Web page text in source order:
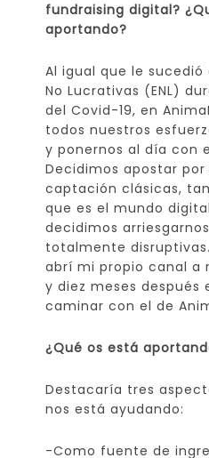
fundraising digital?
aportando?
Al igual que le
No Lucrativas (ENL)
del Covid-19, en
todos nuestros
y ponernos al día con
Decidimos apostar
captación clásicas,
que es el mundo
decidimos
totalmente disruptivas.
abrí mi propio canal a
y diez meses después
caminar con el de
¿Qué os está
Destacaría tres
nos está ayudando:
-Como fuente de